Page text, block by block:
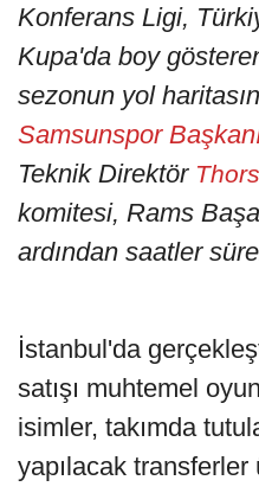
Konferans Ligi,
Kupa'da boy
sezonun yol
Samsunspor
Teknik Direktör
komitesi, Rams
ardından saatler
İstanbul'da
satışı muhtemel
isimler, takımda
yapılacak